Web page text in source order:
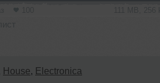
House, Electronica